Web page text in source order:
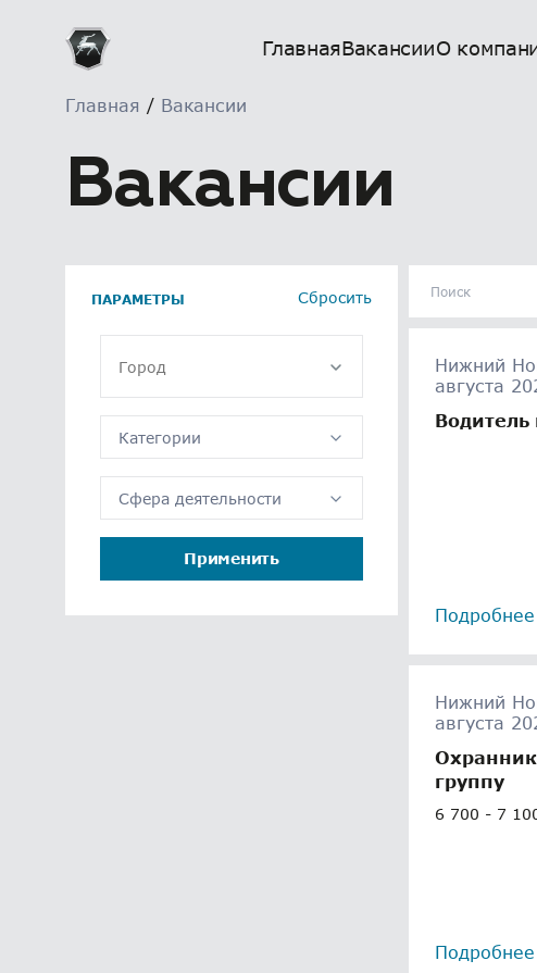
ГлавнаяВакансииО
Главная / Вакансии
Вакансии
ПАРАМЕТРЫ Сбросить
Город
Категории
Сфера деятельности
Применить
Нижний
августа
Водитель
Подробнее
Нижний
августа
группу
6 700 - 7
Подробнее